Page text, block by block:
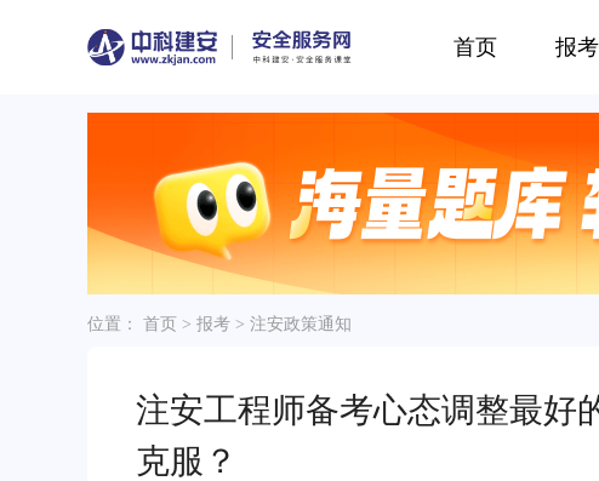
首页 报考
位置： 首页 > 报考 > 注安政策通知
注安工程师备考心态调整最好
克服？